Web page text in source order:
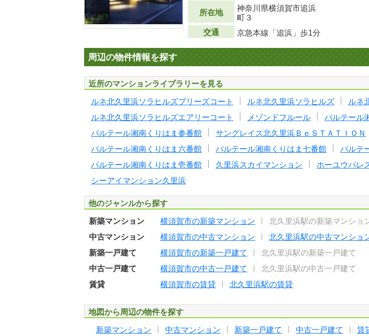
所在地
神奈川県横須賀市追浜
町３
交通
京急本線「追浜」歩1分
周辺の物件情報を探す
近所のマンションライブラリーを見る
ルネ北久里浜ソラヒルズブリーズコート ルネ北久里浜ソラヒルズ
ルネ
ルネ北久里浜ソラヒルズエアリーコート
メゾンドフルール パルテール
パルテール湘南くりはま参番館
サングレイス北久里浜ＢｅＳＴＡＴＩＯＮ
パルテール湘南くりはま六番館
パルテール湘南くりはま七番館 パルテ
パルテール湘南くりはま壱番館
久里浜スカイマンション ホーユウパレ
シーアイマンション久里浜
他のジャンルから探す
新築マンション 横須賀市の新築マンション
北久里浜駅の新築マンショ
中古マンション
横須賀市の中古マンション
北久里浜駅の中古マンショ
新築一戸建て
横須賀市の新築一戸建て
北久里浜駅の新築一戸建て
中古一戸建て
横須賀市の中古一戸建て
北久里浜駅の中古一戸建て
賃貸
横須賀市の賃貸 北久里浜駅の賃貸
地図から周辺の物件を探す
新築マンション 中古マンション 新築一戸建て 中古一戸建て 賃